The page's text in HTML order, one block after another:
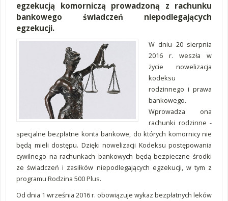
egzekucją komorniczą prowadzoną z rachunku
bankowego świadczeń niepodlegających
egzekucji.
W dniu 20 sierpnia
2016 r. weszła w
życie nowelizacja
kodeksu
rodzinnego i prawa
bankowego.
Wprowadza ona
rachunki rodzinne -
specjalne bezpłatne konta bankowe, do których komornicy nie
będą mieli dostępu. Dzięki nowelizacji Kodeksu postępowania
cywilnego na rachunkach bankowych będą bezpieczne środki
ze świadczeń i zasiłków niepodlegających egzekucji, w tym z
programu Rodzina 500 Plus.
Od dnia 1 września 2016 r. obowiązuje wykaz bezpłatnych leków